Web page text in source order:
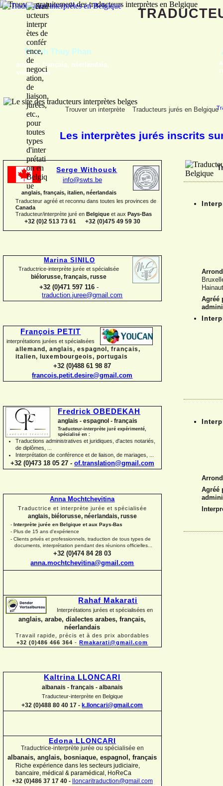
Serge Withouck
info@swts.be
anglais, français, italien, néerlandais
Traducteur agréé et reconnu dans toutes les provinces de
Canada
Traducteur/interprète juré en Belgique et aux Pays-Bas
+32 (0)2 513 73 61 +32 (0)475 49 59 30
Marina SINILO
Traductrice-interprète jurée et spécialisée
biélorusse, français, russe
+32 (0)471 597 116 -
traduction.juree@gmail.com
François PETIT
interprétations jurées et spécialisées
allemand, anglais, espagnol, français,
italien, luxembourgeois, portugais
+32 (0)488 61 98 87
francois.petit.desire@gmail.com
Fredrick OBEDEKAH
anglais - espagnol - français
Traducteur-interprète juré expérimenté,
spécialisé en :
Traductions administratives et juridiques, d'actes notariés,
de diplômes, ...
Interprétation de conférence et de liaison, de mariages, ...
+32 (0)473 18 05 27 - of.translation@gmail.com
Anna Mochtchevitina
Traductrice et interprète jurée et spécialisée
anglais, biélorusse, néerlandais, russe
- Interprète jurée en Belgique et aux Pays-Bas
- Plus de 15 ans d'expérience
- Clients privés et professionnels, traduction de tous types de
documents, interprétation pendant des réunions officielles...
+32 (0)474 84 28 03
anna.mochtchevitina@gmail.com
Rahaf Makarati
Interprétations jurées et spécialisées en
anglais, arabe, dialectes arabes, français,
néerlandais
Travail rapide, précis et à des prix abordables
+32 (0)486 466 364 - Rmakarati@gmail.com
Kaltrina LLONCARI
albanais - français - albanais
Traducteur-interprète en Belgique
+32 (0)488 80 40 17 - k.lloncari@gmail.com
Edona LLONCARI
Traductrice-interprète jurée ou spécialisée en
albanais, anglais, bosniaque, espagnol, français
Riche expérience dans les secteurs judiciaire,
bancaire, médical & paramédical, HoReCa
+32 (0)486 37 17 40 -
lloncaritraduction@gmail.com
Gregory Blauwers
français, néerlandais
Trouver un interprète Traducteurs jurés en Belgique
Les interprètes jurés inscrits
Agréé
Agréé